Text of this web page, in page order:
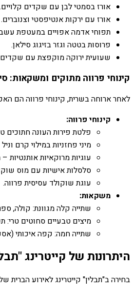
אורז בסמטי לבן עם שקדים קלויים.
אורז עם ירקות אנטיפסטי וצנוברים.
תפוחי אדמה אפויים במעטפת
פרוסות בטטה וגזר בזיגוג סילאן.
שעועית ירוקה מוקפצת עם
קינוחי פרווה מתוקים ומשקאות:
לאחר ארוחה בשרית, קינוחי פרווה הם
קינוחי פרווה:
פלטת פירות העונה חתוכים
מיני פחזניות במילוי קרם
עוגיות מרוקאיות אותנטיות
סלסלות אישיות עם מוס
עוגת שוקולד עסיסית פרווה.
משקאות:
שתייה קלה מגוונת: קולה,
מיצים טבעיים סחוטים טרי:
שתייה חמה: קפה איכותי
היתרונות של קייטרינג
בחירה ב"תבלין" קייטרינג לאירוע